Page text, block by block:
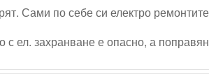
Сами по себе си електро
с ел. захранване е опасно, а